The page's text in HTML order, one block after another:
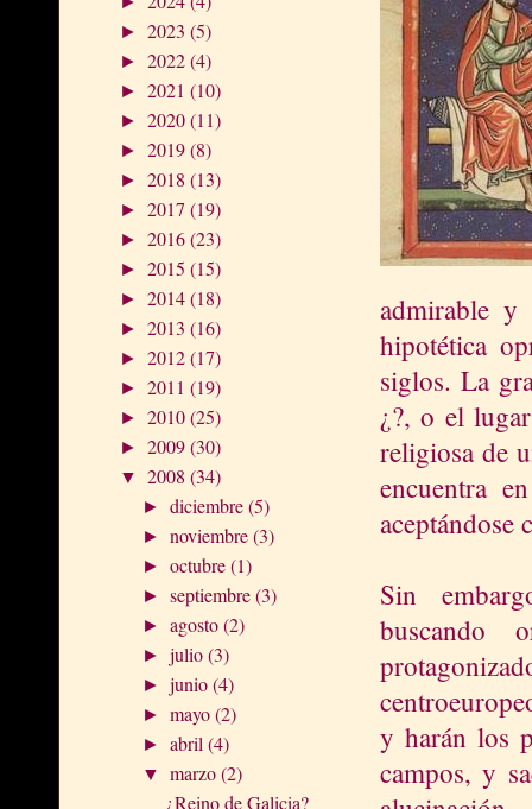
► 2023 (5)
► 2022(4)
► 2021 (10)
► 2020(11)
► 2019(8)
► 2018 (13)
► 2017 (19)
► 2016(23)
► 2015 (15)
► 2014(18)
► 2013 (16)
► 2012(17)
► 2011 (19)
► 2010(25)
► 2009(30)
▼ 2008 (34)
►diciembre(5)
►noviembre(3)
►octubre(1)
►septiembre(3)
►agosto(2)
►julio(3)
►junio(4)
►mayo(2)
►abril(4)
▼marzo(2)
¿Reino de Galicia?
admirable y
hipotética
siglos. La
¿?, o el
religiosa de
encuentra
aceptándose
Sin
buscando
y harán los
campos, y